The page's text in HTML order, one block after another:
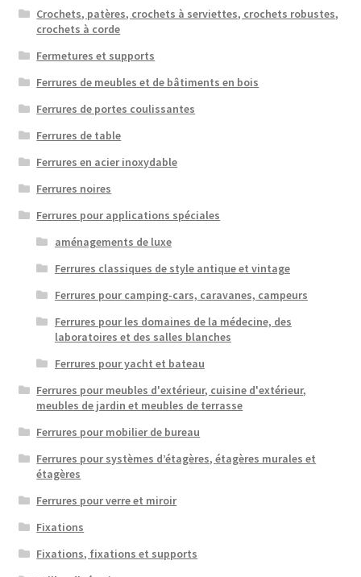
Crochets, patères, crochets à serviettes, crochets robustes,
crochets à corde
Fermetures et supports
Ferrures de meubles et de bâtiments en bois
Ferrures de portes coulissantes
Ferrures de table
Ferrures en acier inoxydable
Ferrures noires
Ferrures pour applications spéciales
aménagements de luxe
Ferrures classiques de style antique et vintage
Ferrures pour camping-cars, caravanes, campeurs
Ferrures pour les domaines de la médecine, des
laboratoires et des salles blanches
Ferrures pour yacht et bateau
Ferrures pour meubles d'extérieur, cuisine d'extérieur,
meubles de jardin et meubles de terrasse
Ferrures pour mobilier de bureau
Ferrures pour systèmes d’étagères, étagères murales et
étagères
Ferrures pour verre et miroir
Fixations
Fixations, fixations et supports